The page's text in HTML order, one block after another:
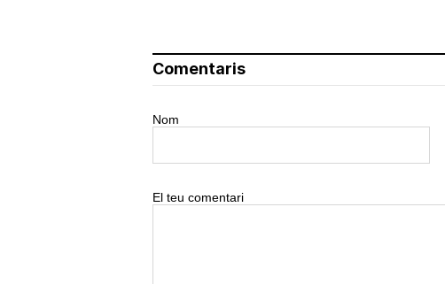
Comentaris
Nom
El teu comentari